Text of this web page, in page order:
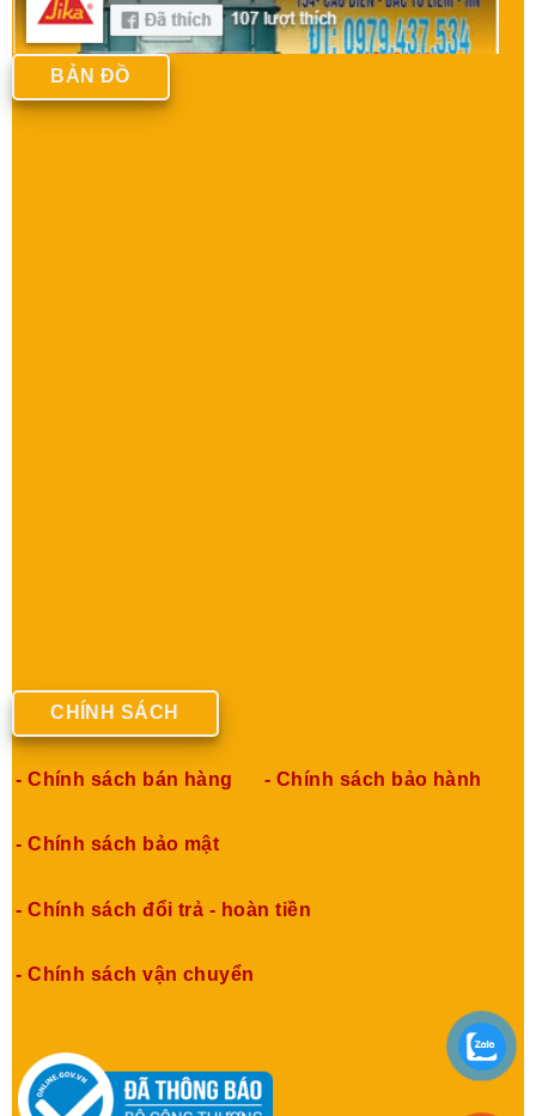
BẢN ĐỒ
CHÍNH SÁCH
- Chính sách bán hàng - Chính sách bảo hành
- Chính sách bảo mật
- Chính sách đổi trả - hoàn tiền
- Chính sách vận chuyển